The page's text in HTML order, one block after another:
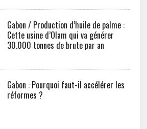
Gabon / Production d’huile de palme :
Cette usine d’Olam qui va générer
30.000 tonnes de brute par an
Gabon : Pourquoi faut-il accélérer les
réformes ?